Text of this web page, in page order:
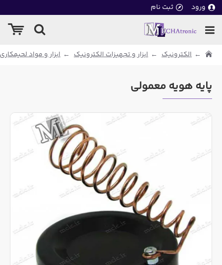
ورود ثبت نام
الکترونیک ابزار و تجهیزات الکترونیک ابزار و مواد لحیمکاری
پایه هویه معمولی